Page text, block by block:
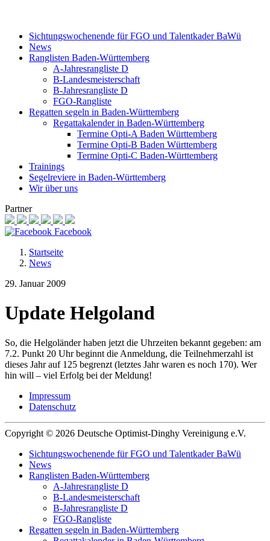
Sichtungswochenende für FGO und Talentkader BaWü
News
Ranglisten Baden-Württemberg
A-Jahresrangliste D
B-Landesmeisterschaft
B-Jahresrangliste D
FGO-Rangliste
Regatten segeln in Baden-Württemberg
Regattakalender in Baden-Württemberg
Termine Opti-A Baden Württemberg
Termine Opti-B Baden Württemberg
Termine Opti-C Baden-Württemberg
Trainings
Segelreviere in Baden-Württemberg
Wir über uns
Partner
Facebook
Startseite
News
29. Januar 2009
Update Helgoland
So, die Helgoländer haben jetzt die Uhrzeiten bekannt gegeben: am
7.2. Punkt 20 Uhr beginnt die Anmeldung, die Teilnehmerzahl ist
dieses Jahr auf 125 begrenzt (letztes Jahr waren es noch 170). Wer
hin will – viel Erfolg bei der Meldung!
Impressum
Datenschutz
Copyright © 2026 Deutsche Optimist-Dinghy Vereinigung e.V.
Sichtungswochenende für FGO und Talentkader BaWü
News
Ranglisten Baden-Württemberg
A-Jahresrangliste D
B-Landesmeisterschaft
B-Jahresrangliste D
FGO-Rangliste
Regatten segeln in Baden-Württemberg